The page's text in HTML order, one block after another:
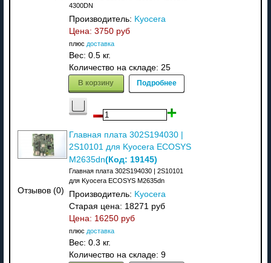
4300DN
Производитель: Kyocera
Цена: 3750 руб
плюс доставка
Вес: 0.5 кг.
Количество на складе: 25
В корзину Подробнее
Отзывов (0)
Главная плата 302S194030 |
2S10101 для Kyocera ECOSYS
M2635dn(Код: 19145)
Главная плата 302S194030 | 2S10101
для Kyocera ECOSYS M2635dn
Производитель: Kyocera
Старая цена: 18271 руб
Цена: 16250 руб
плюс доставка
Вес: 0.3 кг.
Количество на складе: 9